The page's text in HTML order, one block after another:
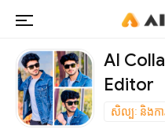
AI
Editor
សិល្បៈ និងកា